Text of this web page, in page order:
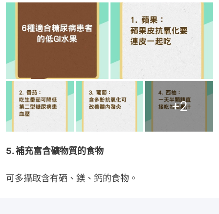
+2
5. 補充富含礦物質的食物
可多攝取含有硒、鎂、鈣的食物。